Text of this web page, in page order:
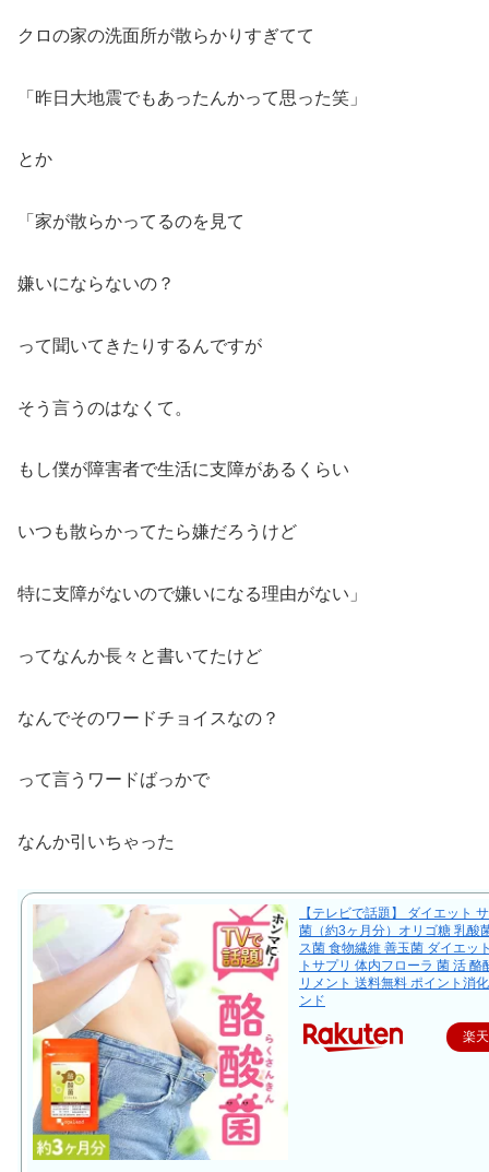
クロの家の洗面所が散らかりすぎてて
「昨日大地震でもあったんかって思った笑」
とか
「家が散らかってるのを見て
嫌いにならないの？
って聞いてきたりするんですが
そう言うのはなくて。
もし僕が障害者で生活に支障があるくらい
いつも散らかってたら嫌だろうけど
特に支障がないので嫌いになる理由がない」
ってなんか長々と書いてたけど
なんでそのワードチョイスなの？
って言うワードばっかで
なんか引いちゃった
【テレビで話題】 ダイエット
菌（約3ヶ月分）オリゴ糖 乳酸
ス菌 食物繊維 善玉菌 ダイエッ
トサプリ 体内フローラ 菌 活 酪
リメント 送料無料 ポイント消
ンド
楽